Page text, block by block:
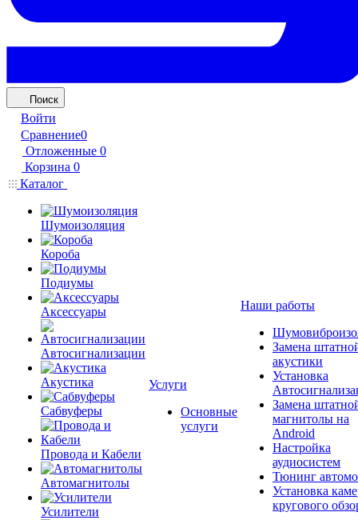
Поиск
Войти
Сравнение0
Отложенные 0
Корзина 0
Каталог
Шумоизоляция
Короба
Подиумы
Аксессуары
Автосигнализации
Акустика
Сабвуферы
Провода и Кабели
Автомагнитолы
Усилители
Услуги
Основные
услуги
Наши работы
Замена
акустики
Установка
Замена
магнитолы на
Android
Настройка
аудиосистем
Тюнинг
Установка
кругового